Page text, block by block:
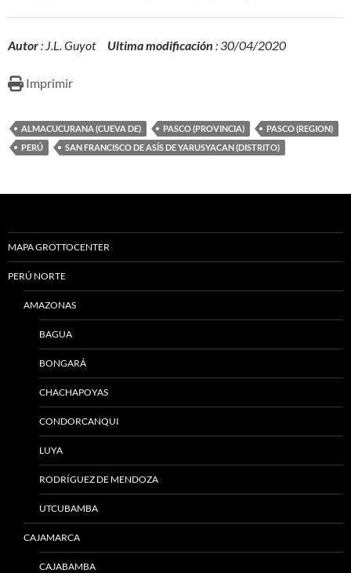
Autor: J.L. Guyot Ultima modificación : 30/04/2020
Imprimir
ALMACUCURANA (CUEVA DE) PASCO (PROVINCIA)
PASCO (REGION)
PERÚ
SAN FRANCISCO DE ASÍS DE YARUSYACAN (DISTRITO)
MAPA GROTTOCENTER
PERÚ NORTE
AMAZONAS
BAGUA
BONGARÁ
CHACHAPOYAS
CONDORCANQUI
LUYA
RODRÍGUEZ DE MENDOZA
UTCUBAMBA
CAJAMARCA
CAJABAMBA